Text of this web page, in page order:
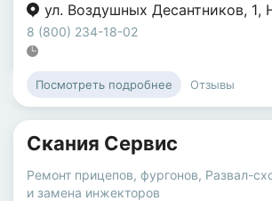
ул. Воздушных Десантников, 1,
8 (800) 234-18-02
Посмотреть подробнее Отзывы
Скания Сервис
Ремонт прицепов, фургонов, Развал-
и замена инжекторов